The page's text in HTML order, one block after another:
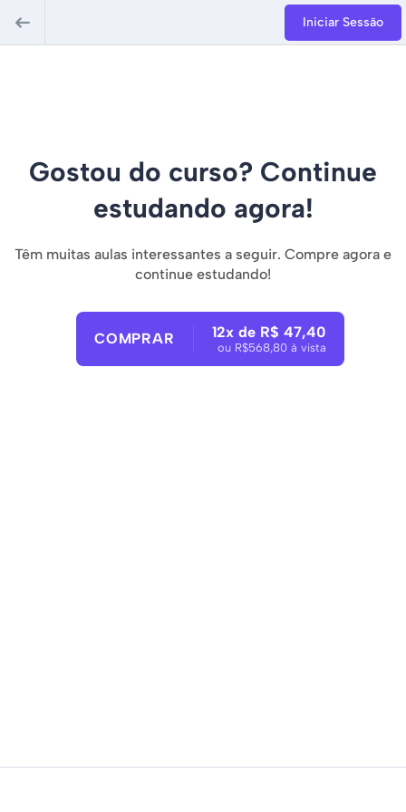
Iniciar Sessão
Gostou do curso? Continue
estudando agora!
Têm muitas aulas interessantes a seguir. Compre agora e
continue estudando!
COMPRAR 12x de R$ 47,40
ou R$568,80 à vista